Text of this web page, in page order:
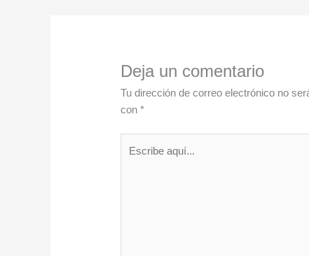
Deja un comentario
Tu dirección de correo electrónico no
con*
aquí...